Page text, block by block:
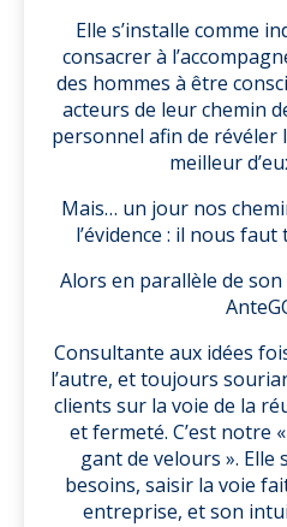
Elle s’installe comme
consacrer à
des hommes à être
acteurs de leur chemin
personnel afin de révéler
meilleur
Mais… un jour nos
l’évidence : il nous
Alors en parallèle de
Consultante aux idées
l’autre, et toujours
clients sur la voie de la
et fermeté. C’est notre
gant de velours ». Elle
besoins, saisir la voie
entreprise, et son